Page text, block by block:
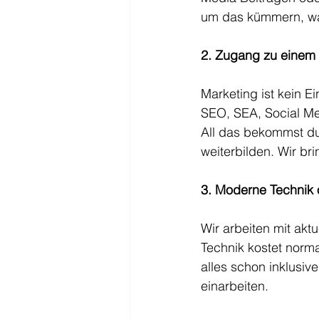
um das kümmern,
2. Zugang zu
Marketing ist kein
SEO, SEA, Social
All das bekommst
weiterbilden. Wir
3. Moderne Technik
Wir arbeiten mit
Technik kostet
alles schon
einarbeiten.